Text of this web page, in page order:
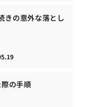
きの意外な落とし
の手順